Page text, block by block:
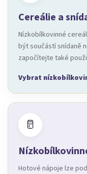
Cereálie a
Nízkobílkovinné
být součástí snídaně
započítejte také
Vybrat
🥛
Hotové nápoje lze